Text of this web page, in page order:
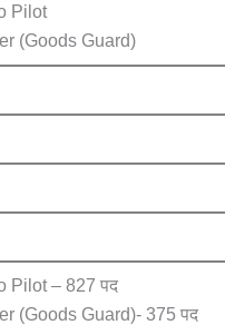
Pilot
(Goods Guard)
Pilot – 827 पद
(Goods Guard)- 375 पद